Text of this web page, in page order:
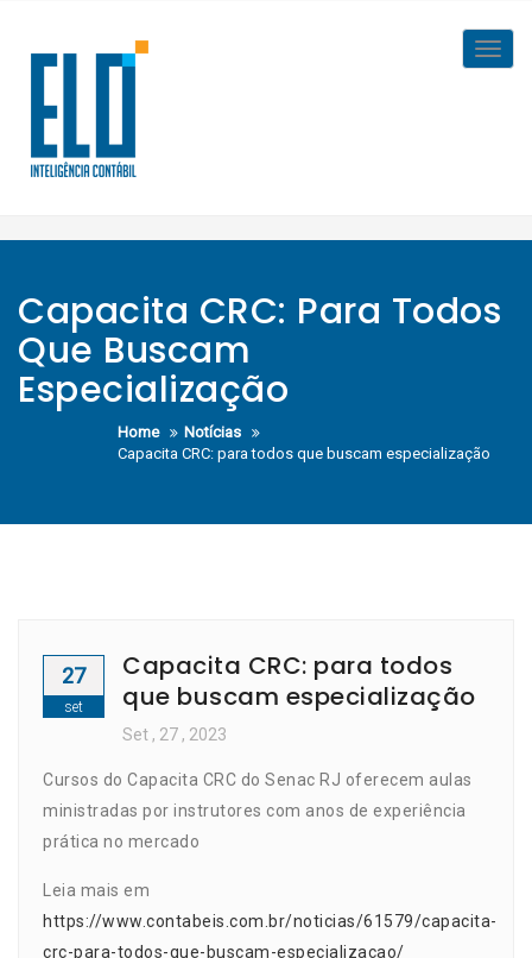
content
Capacita CRC: Para Todos
Que Buscam
Especialização
Home
Notícias
Capacita CRC: para todos que buscam especialização
27
set
Capacita CRC: para todos
que buscam especialização
Set , 27 , 2023
Cursos do Capacita CRC do Senac RJ oferecem aulas
ministradas por instrutores com anos de experiência
prática no mercado
Leia mais em
https://www.contabeis.com.br/noticias/61579/capacita-
crc-para-todos-que-buscam-especializacao/